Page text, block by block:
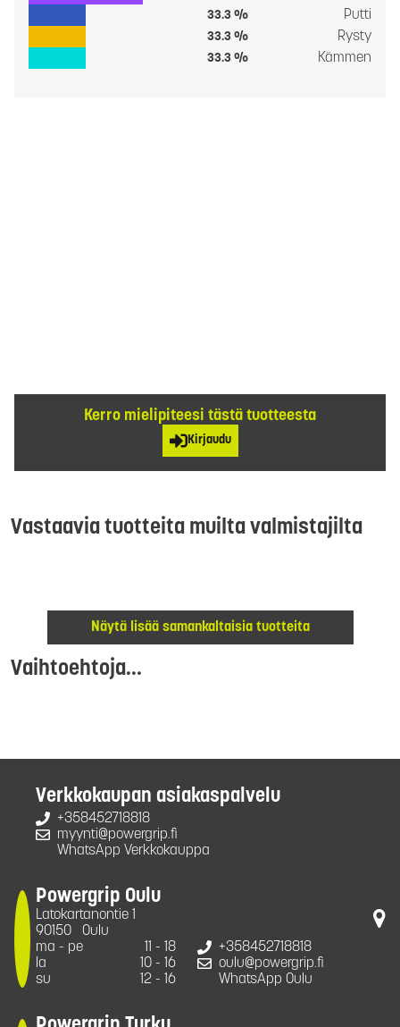
33.3 % Putti
33.3 % Rysty
33.3 % Kämmen
Kerro mielipiteesi tästä tuotteesta
Kirjaudu
Vastaavia tuotteita muilta valmistajilta
Näytä lisää samankaltaisia tuotteita
Vaihtoehtoja...
Verkkokaupan asiakaspalvelu
+358452718818
myynti@powergrip.fi
WhatsApp Verkkokauppa
Powergrip Oulu
Latokartanontie 1
90150
Oulu
ma - pe
11 - 18
la
10 - 16
su
12 - 16
+358452718818
oulu@powergrip.fi
WhatsApp Oulu